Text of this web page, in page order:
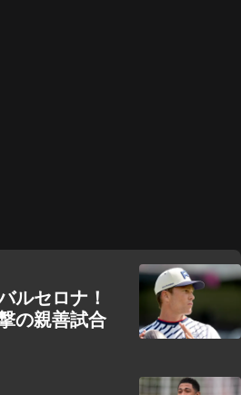
ルセロナ！
の親善試合